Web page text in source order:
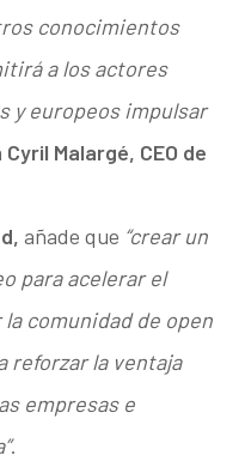
conocimientos
a los actores
y europeos impulsar
Cyril Malargé, CEO de
añade que “crear un
para acelerar el
comunidad de open
reforzar la ventaja
empresas e
.